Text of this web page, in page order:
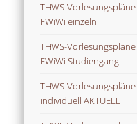
THWS-Vorlesungspläne
FWiWi einzeln
THWS-Vorlesungspläne
FWiWi Studiengang
THWS-Vorlesungspläne
individuell AKTUELL